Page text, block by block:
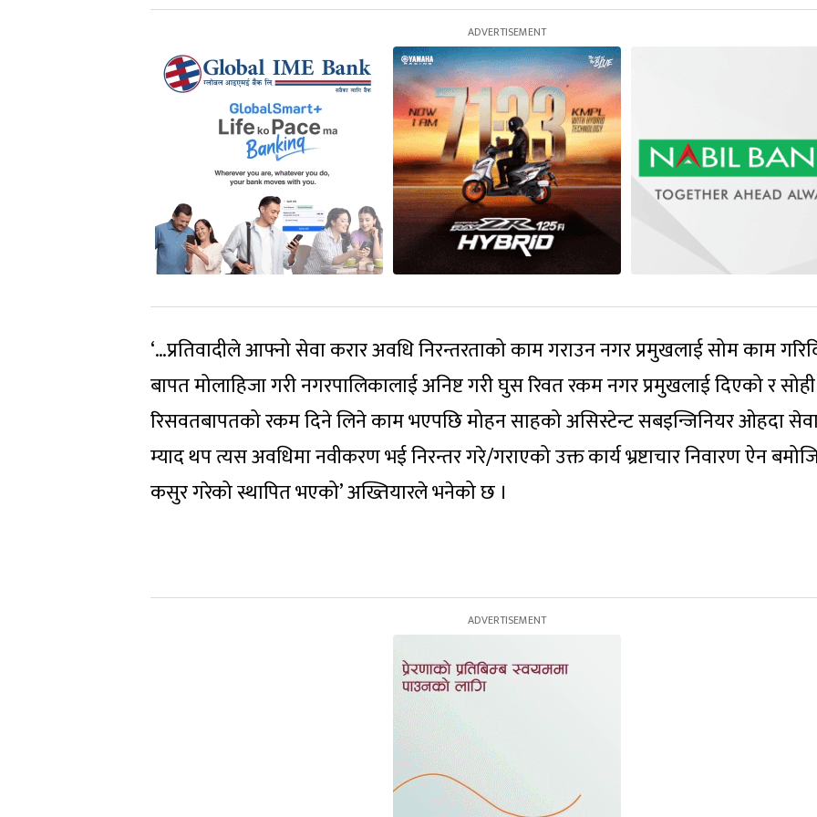
‘…प्रतिवादीले आफ्नो सेवा करार अवधि निरन्तरताको काम गराउन नगर प्रमुखलाई सोम काम
बापत मोलाहिजा गरी नगरपालिकालाई अनिष्ट गरी घुस रिवत रकम नगर प्रमुखलाई दिएको र
रिसवतबापतको रकम दिने लिने काम भएपछि मोहन साहको असिस्टेन्ट सबइन्जिनियर ओहदा
म्याद थप त्यस अवधिमा नवीकरण भई निरन्तर गरे/गराएको उक्त कार्य भ्रष्टाचार निवारण ऐन
कसुर गरेको स्थापित भएको’ अख्तियारले भनेको छ ।